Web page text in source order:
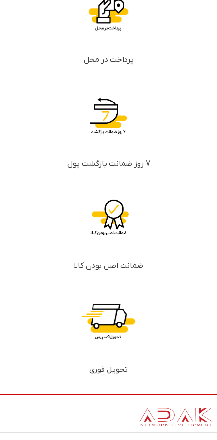
پرداخت در محل
7 روز ضمانت بازگشت پول
ضمانت اصل بودن کالا
تحویل فوری